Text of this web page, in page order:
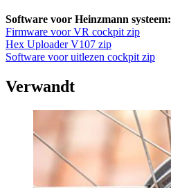
Software voor Heinzmann systeem:
Firmware voor VR cockpit zip
Hex Uploader V107 zip
Software voor uitlezen cockpit zip
Verwandt